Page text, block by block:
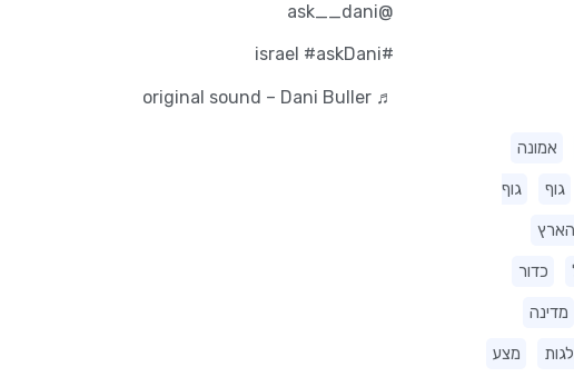
אמונה
גוף גוף
הארץ
כדור
מדינה
מצע
@ask__dani
#israel
#askDani
♬ original sound – Dani Buller